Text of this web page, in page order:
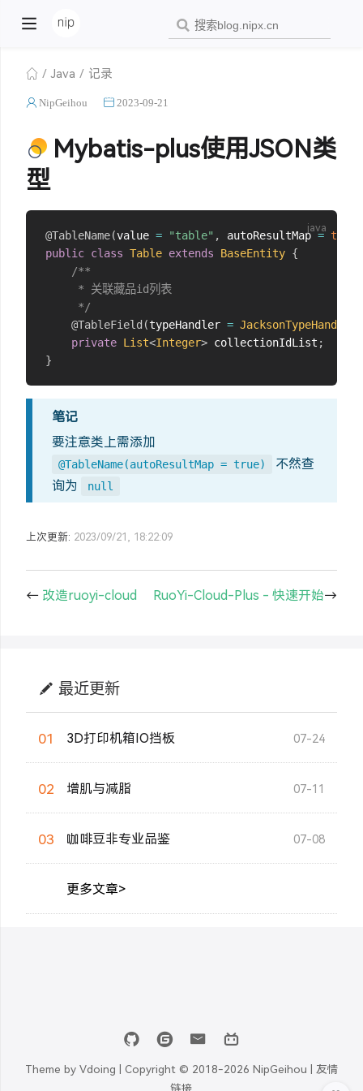
Java 记录
NipGeihou 2023-09-21
Mybatis-plus使用JSON类
型
@TableName(value = "table" , autoResultMap = true
public class Table extends BaseEntity {
/**
     * 关联藏品id列表
     */
@TableField (typeHandler = JacksonTypeHandler
private List<Integer> collectionIdList ;
}
笔记
要注意类上需添加
@TableName(autoResultMap = true)
不然查
询为
null
上次更新: 2023/09/21, 18:22:09
← 改造ruoyi-cloud RuoYi-Cloud-Plus - 快速开始→
最近更新
01 3D打印机箱IO挡板 07-24
02 增肌与减脂 07-11
03 咖啡豆非专业品鉴 07-08
更多文章>
Theme by Vdoing | Copyright © 2018-2026 NipGeihou | 友情
链接